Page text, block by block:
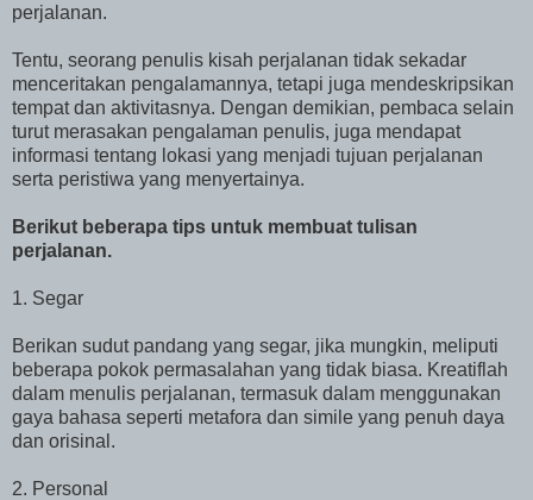
perjalanan.
Tentu, seorang penulis kisah perjalanan tidak sekadar
menceritakan pengalamannya, tetapi juga mendeskripsikan
tempat dan aktivitasnya. Dengan demikian, pembaca selain
turut merasakan pengalaman penulis, juga mendapat
informasi tentang lokasi yang menjadi tujuan perjalanan
serta peristiwa yang menyertainya.
Berikut beberapa tips untuk membuat tulisan
perjalanan.
1. Segar
Berikan sudut pandang yang segar, jika mungkin, meliputi
beberapa pokok permasalahan yang tidak biasa. Kreatiflah
dalam menulis perjalanan, termasuk dalam menggunakan
gaya bahasa seperti metafora dan simile yang penuh daya
dan orisinal.
2. Personal